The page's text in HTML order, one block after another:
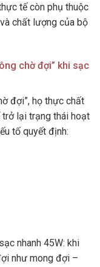
tế còn phụ thuộc
chất lượng của bộ
chờ đợi” khi sạc
đợi”, họ thực chất
lại trạng thái hoạt
tố quyết định:
nhanh 45W: khi
như mong đợi –